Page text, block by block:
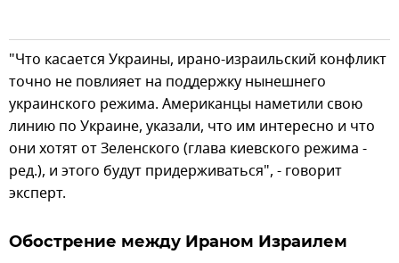
"Что касается Украины, ирано-израильский конфликт
точно не повлияет на поддержку нынешнего
украинского режима. Американцы наметили свою
линию по Украине, указали, что им интересно и что
они хотят от Зеленского (глава киевского режима -
ред.), и этого будут придерживаться", - говорит
эксперт.
Обострение между Ираном Израилем